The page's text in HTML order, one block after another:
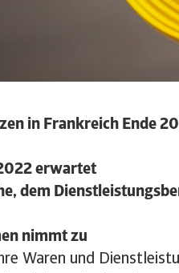
in Frankreich Ende
erwartet
dem
nimmt zu
Waren und